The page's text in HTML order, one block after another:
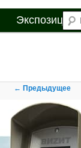
Экспозиция
Навигация по
изображениям
← Предыдущее